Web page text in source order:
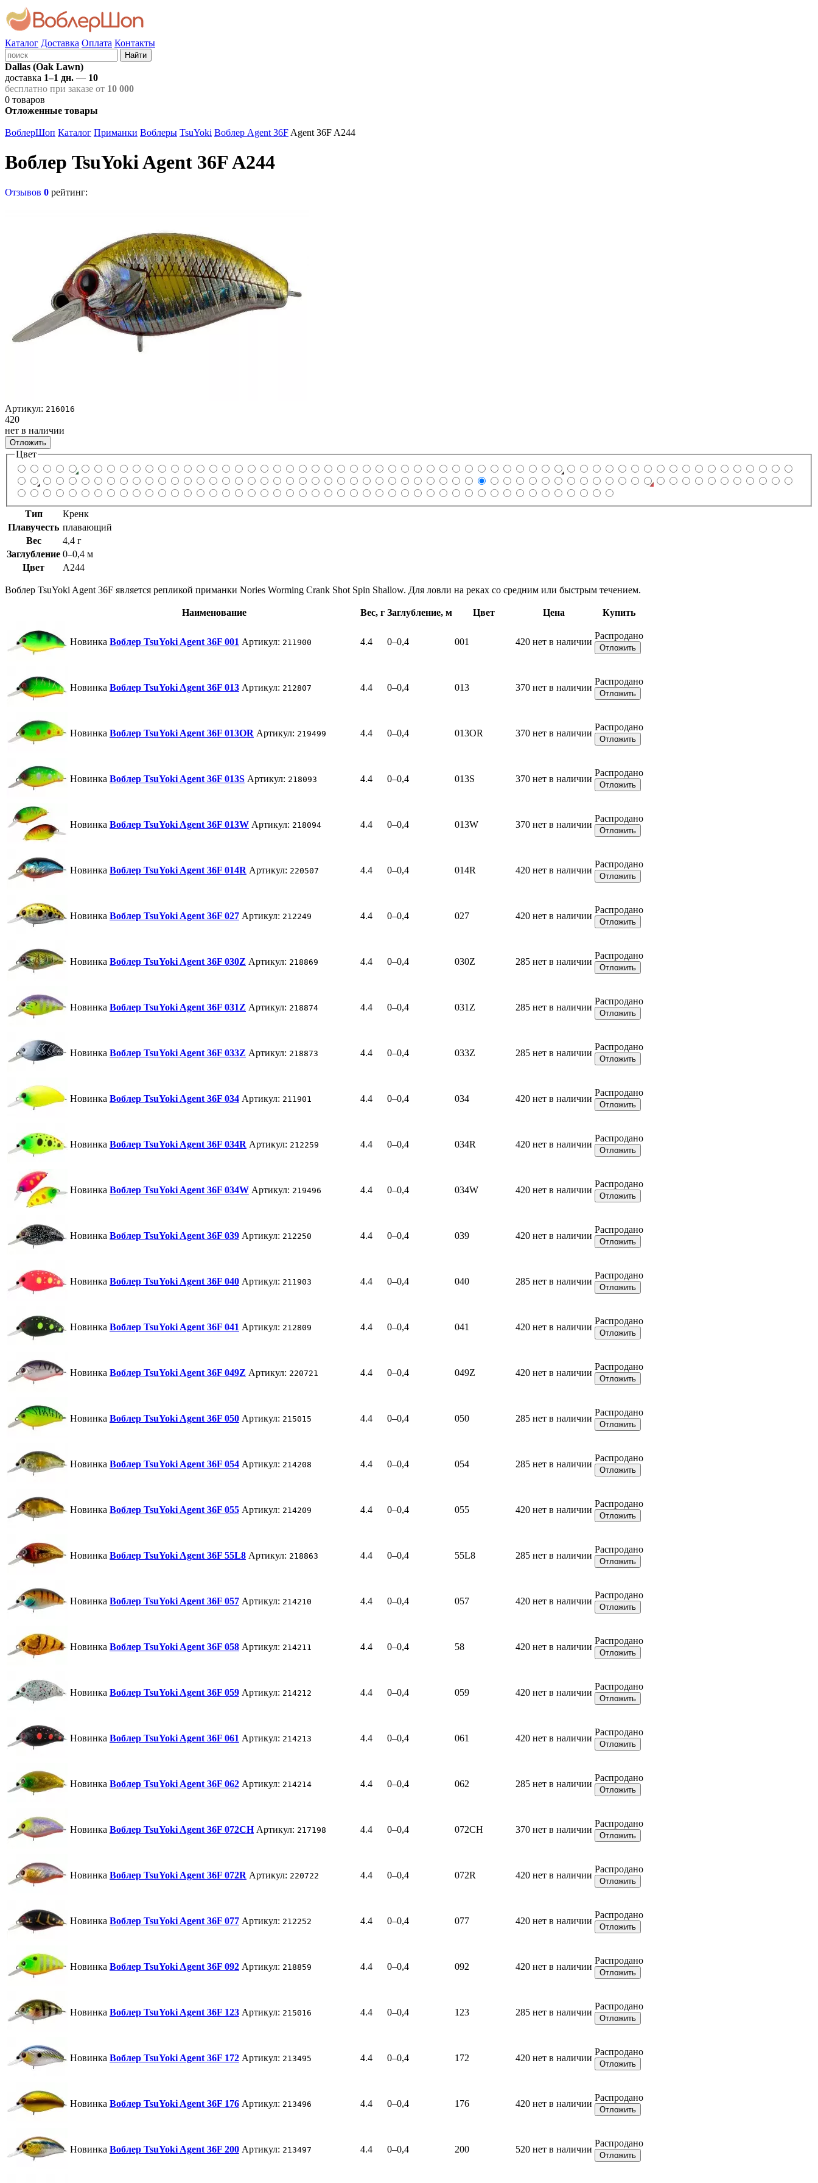
Каталог Доставка Оплата Контакты
Найти
Dallas (Oak Lawn)
доставка 1–1 дн. — 10
бесплатно при заказе от 10 000
0 товаров
Отложенные товары
ВоблерШоп Каталог Приманки Воблеры TsuYoki Воблер Agent 36F Agent 36F A244
Воблер TsuYoki Agent 36F A244
Отзывов 0 рейтинг:
Артикул: 216016
420
нет в наличии
Отложить
Цвет
Тип
Кренк
Плавучесть плавающий
Вес
4,4 г
Заглубление 0–0,4 м
Цвет
A244
Воблер TsuYoki Agent 36F является репликой приманки Nories Worming Crank Shot Spin Shallow. Для ловли на реках со средним или быстрым течением.
Наименование Вес, г Заглубление, м Цвет Цена Купить
Новинка Воблер TsuYoki Agent 36F 001 Артикул: 211900 4.4 0–0,4 001 420 нет в наличии
Распродано
Отложить
Новинка Воблер TsuYoki Agent 36F 013 Артикул: 212807 4.4 0–0,4 013 370 нет в наличии
Распродано
Отложить
Новинка Воблер TsuYoki Agent 36F 013OR Артикул: 219499 4.4 0–0,4 013OR 370 нет в наличии
Распродано
Отложить
Новинка Воблер TsuYoki Agent 36F 013S Артикул: 218093 4.4 0–0,4 013S 370 нет в наличии
Распродано
Отложить
Новинка Воблер TsuYoki Agent 36F 013W Артикул: 218094 4.4 0–0,4 013W 370 нет в наличии
Распродано
Отложить
Новинка Воблер TsuYoki Agent 36F 014R Артикул: 220507 4.4 0–0,4 014R 420 нет в наличии
Распродано
Отложить
Новинка Воблер TsuYoki Agent 36F 027 Артикул: 212249 4.4 0–0,4 027 420 нет в наличии
Распродано
Отложить
Новинка Воблер TsuYoki Agent 36F 030Z Артикул: 218869 4.4 0–0,4 030Z 285 нет в наличии
Распродано
Отложить
Новинка Воблер TsuYoki Agent 36F 031Z Артикул: 218874 4.4 0–0,4 031Z 285 нет в наличии
Распродано
Отложить
Новинка Воблер TsuYoki Agent 36F 033Z Артикул: 218873 4.4 0–0,4 033Z 285 нет в наличии
Распродано
Отложить
Новинка Воблер TsuYoki Agent 36F 034 Артикул: 211901 4.4 0–0,4 034 420 нет в наличии
Распродано
Отложить
Новинка Воблер TsuYoki Agent 36F 034R Артикул: 212259 4.4 0–0,4 034R 420 нет в наличии
Распродано
Отложить
Новинка Воблер TsuYoki Agent 36F 034W Артикул: 219496 4.4 0–0,4 034W 420 нет в наличии
Распродано
Отложить
Новинка Воблер TsuYoki Agent 36F 039 Артикул: 212250 4.4 0–0,4 039 420 нет в наличии
Распродано
Отложить
Новинка Воблер TsuYoki Agent 36F 040 Артикул: 211903 4.4 0–0,4 040 285 нет в наличии
Распродано
Отложить
Новинка Воблер TsuYoki Agent 36F 041 Артикул: 212809 4.4 0–0,4 041 420 нет в наличии
Распродано
Отложить
Новинка Воблер TsuYoki Agent 36F 049Z Артикул: 220721 4.4 0–0,4 049Z 420 нет в наличии
Распродано
Отложить
Новинка Воблер TsuYoki Agent 36F 050 Артикул: 215015 4.4 0–0,4 050 285 нет в наличии
Распродано
Отложить
Новинка Воблер TsuYoki Agent 36F 054 Артикул: 214208 4.4 0–0,4 054 285 нет в наличии
Распродано
Отложить
Новинка Воблер TsuYoki Agent 36F 055 Артикул: 214209 4.4 0–0,4 055 420 нет в наличии
Распродано
Отложить
Новинка Воблер TsuYoki Agent 36F 55L8 Артикул: 218863 4.4 0–0,4 55L8 285 нет в наличии
Распродано
Отложить
Новинка Воблер TsuYoki Agent 36F 057 Артикул: 214210 4.4 0–0,4 057 420 нет в наличии
Распродано
Отложить
Новинка Воблер TsuYoki Agent 36F 058 Артикул: 214211 4.4 0–0,4 58 420 нет в наличии
Распродано
Отложить
Новинка Воблер TsuYoki Agent 36F 059 Артикул: 214212 4.4 0–0,4 059 420 нет в наличии
Распродано
Отложить
Новинка Воблер TsuYoki Agent 36F 061 Артикул: 214213 4.4 0–0,4 061 420 нет в наличии
Распродано
Отложить
Новинка Воблер TsuYoki Agent 36F 062 Артикул: 214214 4.4 0–0,4 062 285 нет в наличии
Распродано
Отложить
Новинка Воблер TsuYoki Agent 36F 072CH Артикул: 217198 4.4 0–0,4 072CH 370 нет в наличии
Распродано
Отложить
Новинка Воблер TsuYoki Agent 36F 072R Артикул: 220722 4.4 0–0,4 072R 420 нет в наличии
Распродано
Отложить
Новинка Воблер TsuYoki Agent 36F 077 Артикул: 212252 4.4 0–0,4 077 420 нет в наличии
Распродано
Отложить
Новинка Воблер TsuYoki Agent 36F 092 Артикул: 218859 4.4 0–0,4 092 420 нет в наличии
Распродано
Отложить
Новинка Воблер TsuYoki Agent 36F 123 Артикул: 215016 4.4 0–0,4 123 285 нет в наличии
Распродано
Отложить
Новинка Воблер TsuYoki Agent 36F 172 Артикул: 213495 4.4 0–0,4 172 420 нет в наличии
Распродано
Отложить
Новинка Воблер TsuYoki Agent 36F 176 Артикул: 213496 4.4 0–0,4 176 420 нет в наличии
Распродано
Отложить
Новинка Воблер TsuYoki Agent 36F 200 Артикул: 213497 4.4 0–0,4 200 520 нет в наличии
Распродано
Отложить